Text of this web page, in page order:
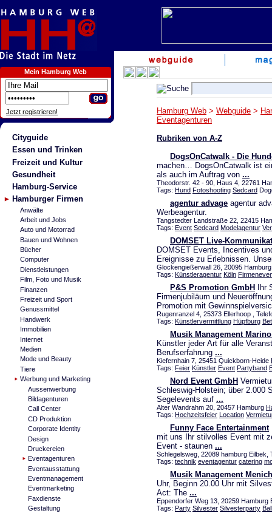
Mein Hamburg Web
Jetzt registrieren!
Cityguide
Essen und Trinken
Freizeit und Kultur
Gesundheit
Hamburg-Service
Hamburger Firmen
Anwälte
Arbeit und Jobs
Auto und Motorrad
Bauen und Wohnen
Bücher
Computer
Dienstleistungen
Film, Foto und Musik
Finanzen
Freizeit und Sport
Genussmittel
Handwerk
Immobilien
Internet
Medien
Mode und Beauty
Tiere
Werbung und Marketing
Aussenwerbung
Bildagenturen
Call Center
CD Produktion
Corporate Identity
Design
Druckereien
Eventagenturen
Eventausstattung
Eventmanagement
Eventmarketing
Faxdienste
Gestaltung
Hamburg Web > Webguide >
Eventagenturen
Rubriken von A-Z
DogsOnCatwalk - Die
machen… DogsOnCatwalk ist
als auch im Auftrag von ...
Theodorstr. 42 - 90, Haus 4, 22761
Tags: Hund Fotoshooting Sedcard
agentur advage agentur
Werbeagentur.
Tangstedter Landstraße 22, 22415
Tags: Event Sedcard Modelagentur
DOMSET Live-
DOMSET Events, Incentives
Ereignisse zu Erlebnissen.
Glockengießerwall 26, 20095
Tags: Künstleragentur Köln
P&S Promotion GmbH
Ihr
Firmenjubiläum und
Promotion mit
Rugenranzel 4, 25373 Ellerhoop ,
Tags: Künstlervermittlung Hüpfburg
Musik Management
Künstler jeder Art für alle
Berufserfahrung ...
Kiefernhain 7, 25451 Quickborn-Heide
Tags: Feier Künstler Event Partyband
Nord Event GmbH
Schleswig-Holstein; über 2.000
Segelevents auf ...
Alter Wandrahm 20, 20457 Hamburg
Tags: Hochzeitsfeier Location
Funny Face Entertainment
mit uns Ihr stilvolles Event mit
Event - staunen ...
Schlegelsweg, 22089 hamburg Eilbek,
Tags: technik eventagentur catering
Musik Management
Uhr, Beginn 20.00 Uhr mit
Act: The ...
Eppendorfer Weg 13, 20259 Hamburg
Tags: Party Silvester Silvesterparty Ball